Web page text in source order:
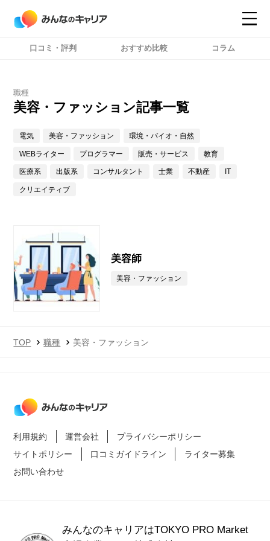
口コミ・評判 おすすめ比較 コラム
職種
美容・ファッション記事一覧
電気 美容・ファッション 環境・バイオ・自然
WEBライター プログラマー 販売・サービス 教育
医療系 出版系 コンサルタント 士業 不動産 IT
クリエイティブ
美容師
美容・ファッション
TOP 職種 美容・ファッション
利用規約 運営会社
プライバシーポリシー
サイトポリシー
口コミガイドライン
ライター募集
お問い合わせ
みんなのキャリアはTOKYO PRO Market